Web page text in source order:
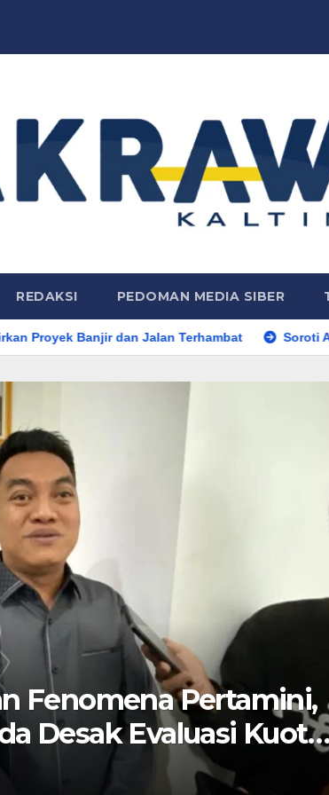
REDAKSI PEDOMAN MEDIA SIBER
Jalan Terhambat Soroti Antrean SPBU dan
Pemkot
Pengelolaan ke Tim